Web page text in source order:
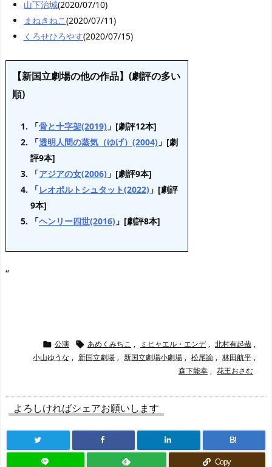
山下治城(2020/07/10)
まねきねこ(2020/07/11)
くろせひろやす(2020/07/15)
【新国立劇場の他の作品】(劇評の多い
順)
「骨と十字架(2019) 」[劇評12本]
「透明人間の蒸気（ゆげ）(2004) 」[劇
評9本]
「アジアの女(2006) 」[劇評9本]
「レオポルトシュタット(2022) 」[劇評
9本]
「ヘンリー四世(2016) 」[劇評8本]
“
 公演  あめくみちこ , ミヒャエル・エンデ , 北村有起哉 ,
小山ゆうな , 新国立劇場 , 新国立劇場小劇場 , 松尾諭 , 林田航平 ,
森下能幸 , 花王おさむ
よろしければシェアお願いします
B!
Copy